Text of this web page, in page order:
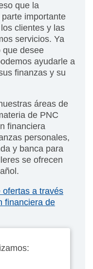
que la
importante
clientes y las
servicios. Ya
que desee
ayudarle a
finanzas y su
áreas de
de PNC
financiera
personales,
y banca para
se ofrecen
ofertas a través
financiera de